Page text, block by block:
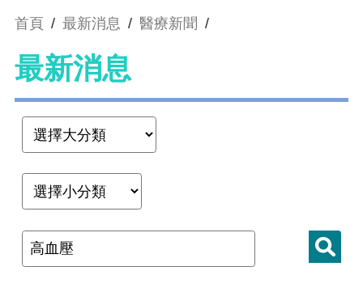
首頁 / 最新消息 / 醫療新聞 /
最新消息